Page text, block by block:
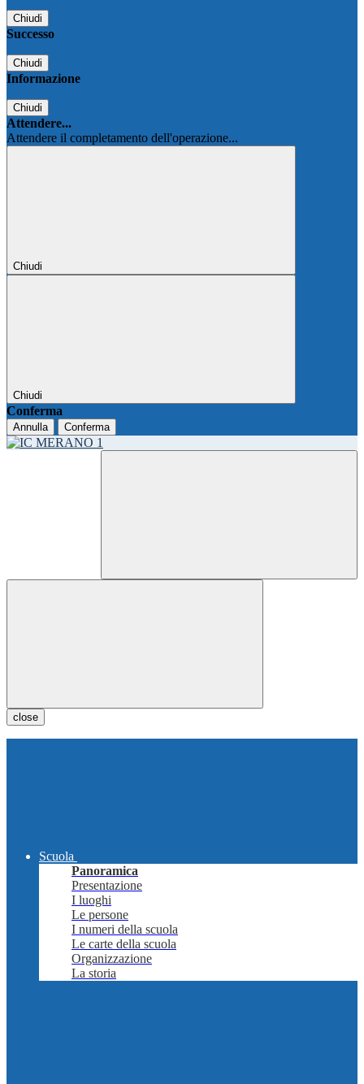
Chiudi
Successo
Chiudi
Informazione
Chiudi
Attendere...
Attendere il completamento dell'operazione...
Chiudi
Chiudi
Conferma
Annulla Conferma
close
Scuola
Panoramica
Presentazione
I luoghi
Le persone
I numeri della scuola
Le carte della scuola
Organizzazione
La storia